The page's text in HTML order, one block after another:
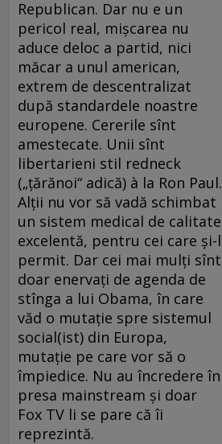
Republican. Dar nu e un
pericol real, mişcarea nu
aduce deloc a partid, nici
măcar a unul american,
extrem de descentralizat
după standardele noastre
europene. Cererile sînt
amestecate. Unii sînt
libertarieni stil redneck
(„ţărănoi“ adică) à la Ron Paul.
Alţii nu vor să vadă schimbat
un sistem medical de calitate
excelentă, pentru cei care şi-l
permit. Dar cei mai mulţi sînt
doar enervaţi de agenda de
stînga a lui Obama, în care
văd o mutaţie spre sistemul
social(ist) din Europa,
mutaţie pe care vor să o
împiedice. Nu au încredere în
presa mainstream şi doar
Fox TV li se pare că îi
reprezintă.